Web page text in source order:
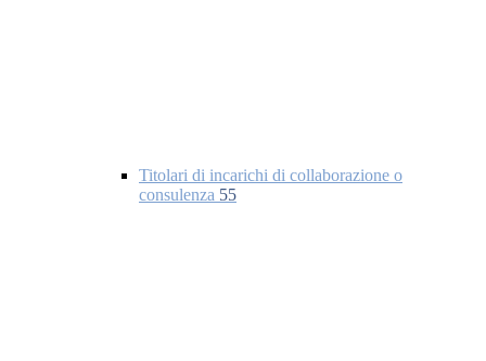
Titolari di incarichi di collaborazione o
consulenza 55